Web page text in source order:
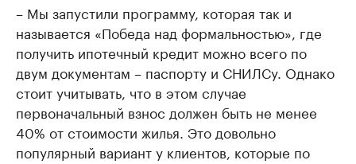
– Мы запустили программу, которая так и
называется «Победа над формальностью», где
получить ипотечный кредит можно всего по
двум документам – паспорту и СНИЛСу. Однако
стоит учитывать, что в этом случае
первоначальный взнос должен быть не менее
40% от стоимости жилья. Это довольно
популярный вариант у клиентов, которые по